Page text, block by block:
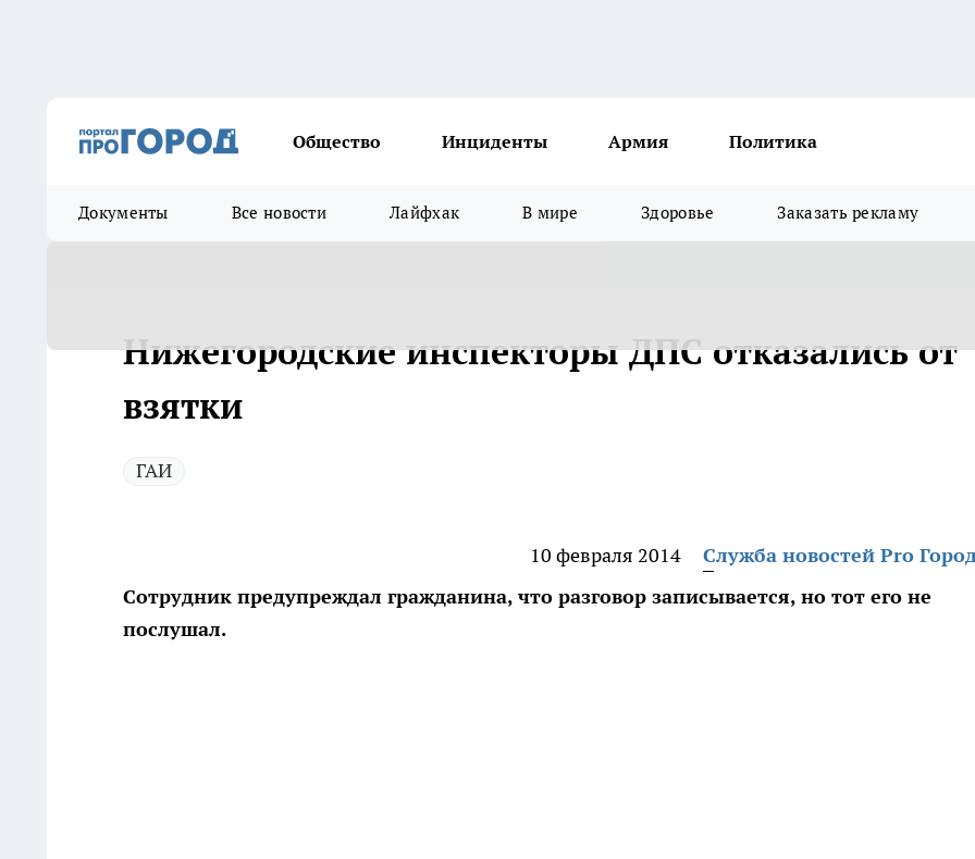
Общество Инциденты Армия Политика
Документы Все новости Лайфхак В мире Здоровье Заказать рекламу
Нижегородские инспекторы ДПС отказались от
взятки
ГАИ
10 февраля 2014
Служба новостей Pro
Сотрудник предупреждал гражданина, что разговор записывается, но тот его не
послушал.